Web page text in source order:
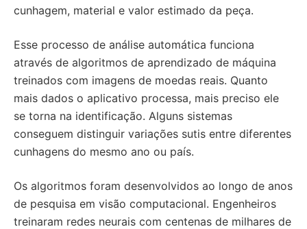
cunhagem, material e valor estimado da peça.
Esse processo de análise automática funciona
através de algoritmos de aprendizado de máquina
treinados com imagens de moedas reais. Quanto
mais dados o aplicativo processa, mais preciso ele
se torna na identificação. Alguns sistemas
conseguem distinguir variações sutis entre diferentes
cunhagens do mesmo ano ou país.
Os algoritmos foram desenvolvidos ao longo de anos
de pesquisa em visão computacional. Engenheiros
treinaram redes neurais com centenas de milhares de